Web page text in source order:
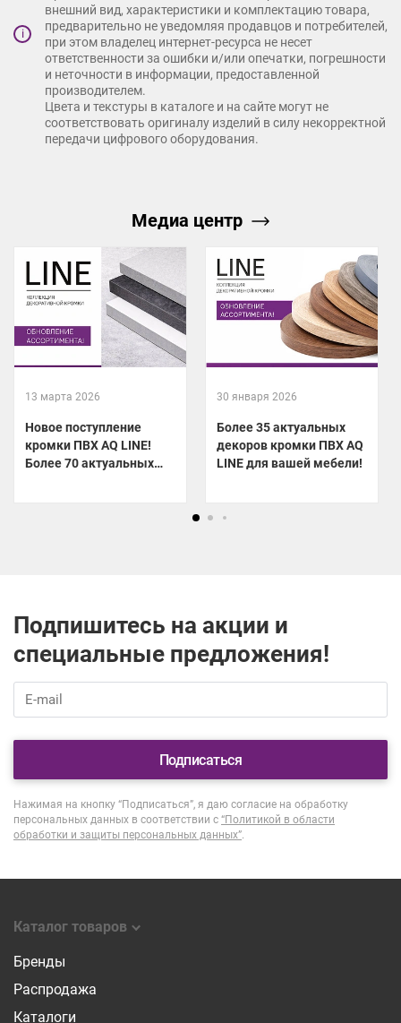
i
внешний вид, характеристики и комплектацию товара,
предварительно не уведомляя продавцов и потребителей,
при этом владелец интернет-ресурса не несет
ответственности за ошибки и/или опечатки, погрешности
и неточности в информации, предоставленной
производителем.
Цвета и текстуры в каталоге и на сайте могут не
соответствовать оригиналу изделий в силу некорректной
передачи цифрового оборудования.
Медиа центр
13 марта 2026
Новое поступление
кромки ПВХ AQ LINE!
Более 70 актуальных
30 января 2026
Более 35 актуальных
декоров кромки ПВХ AQ
LINE для вашей мебели!
Подпишитесь на акции и
специальные предложения!
Подписаться
Нажимая на кнопку “Подписаться”, я даю согласие на обработку
персональных данных в соответствии с “Политикой в области
обработки и защиты персональных данных”.
Каталог товаров
Бренды
Распродажа
Каталоги